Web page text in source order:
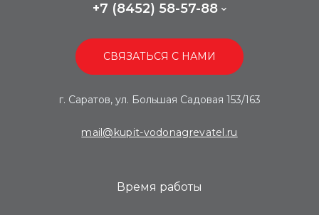
+7 (8452) 58-57-88
СВЯЗАТЬСЯ С НАМИ
г. Саратов, ул. Большая Садовая 153/163
mail@kupit-vodonagrevatel.ru
Время работы